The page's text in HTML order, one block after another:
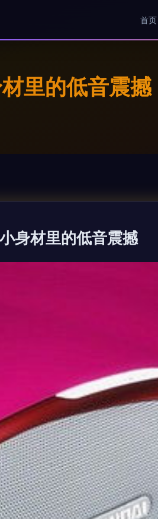
首页
里的低音震撼
身材里的低音震撼